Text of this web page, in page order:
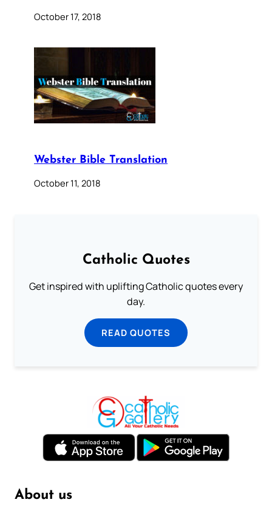
October 17, 2018
Webster Bible Translation
October 11, 2018
Catholic Quotes
Get inspired with uplifting Catholic quotes every
day.
READ QUOTES
About us